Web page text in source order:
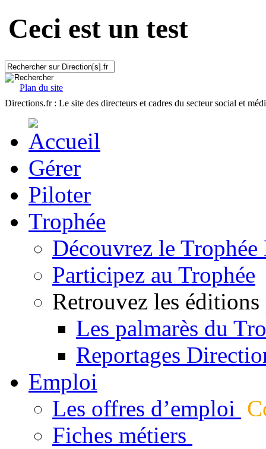
Ceci est un test
Plan du site
Directions.fr : Le site des directeurs et cadres du secteur social et
Gérer
Piloter
Trophée
Découvrez le
Participez au Trophée
Retrouvez les éditions
Les palmarès du
Reportages
Emploi
Les offres d’emploi
Fiches métiers